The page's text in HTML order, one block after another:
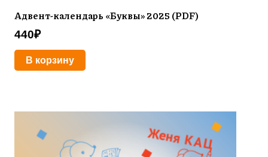
Адвент-календарь «Буквы» 2025 (PDF)
440₽
В корзину